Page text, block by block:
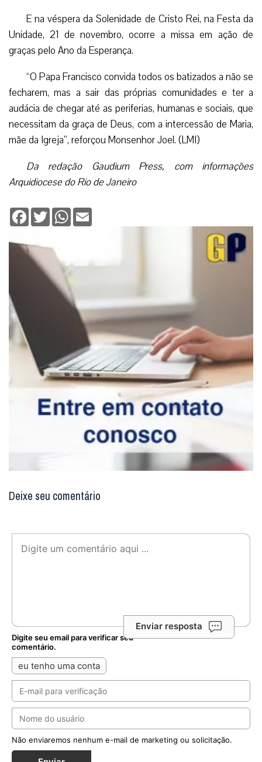
E na véspera da Solenidade de Cristo Rei, na Festa da
Unidade, 21 de novembro, ocorre a missa em ação de
graças pelo Ano da Esperança.
“O Papa Francisco convida todos os batizados a não se
fecharem, mas a sair das próprias comunidades e ter a
audácia de chegar até as periferias, humanas e sociais, que
necessitam da graça de Deus, com a intercessão de Maria,
mãe da Igreja”, reforçou Monsenhor Joel. (LMI)
Da redação Gaudium Press, com informações
Arquidiocese do Rio de Janeiro
Facebook
TwitterWhatsApp
Deixe seu comentário
Enviar resposta
Digite seu email para verificar seu
comentário.
eu tenho uma conta
Não enviaremos nenhum e-mail de marketing ou solicitação.